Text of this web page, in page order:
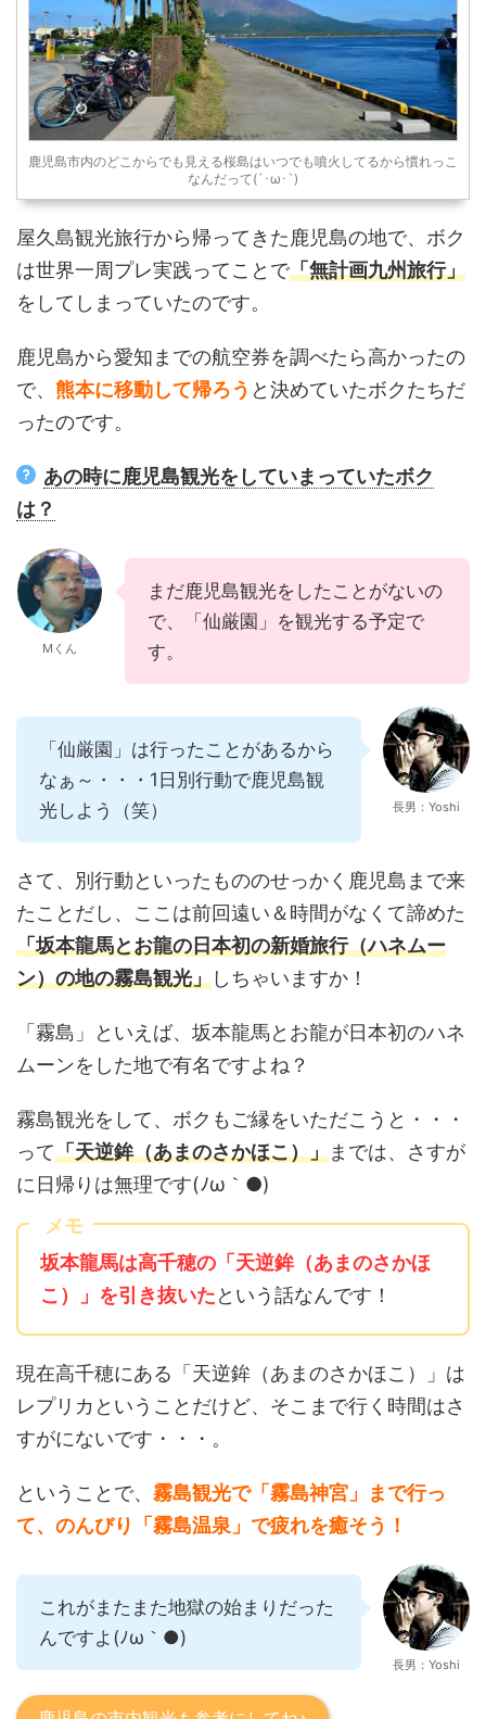
鹿児島市内のどこからでも見える桜島はいつでも噴火してるから慣れっこ
なんだって(´･ω･`)
屋久島観光旅行から帰ってきた鹿児島の地で、ボク
は世界一周プレ実践ってことで「無計画九州旅行」
をしてしまっていたのです。
鹿児島から愛知までの航空券を調べたら高かったの
で、 熊本に移動して帰ろう と決めていたボクたちだ
ったのです。
あの時に鹿児島観光をしていまっていたボク
は？
Mくん
まだ鹿児島観光をしたことがないの
で、「仙厳園」を観光する予定で
す。
「仙厳園」は行ったことがあるから
なぁ～・・・1日別行動で鹿児島観
光しよう（笑）
長男：Yoshi
さて、別行動といったもののせっかく鹿児島まで来
たことだし、ここは前回遠い＆時間がなくて諦めた
「坂本龍馬とお龍の日本初の新婚旅行（ハネムー
ン）の地の霧島観光」しちゃいますか！
「霧島」といえば、坂本龍馬とお龍が日本初のハネ
ムーンをした地で有名ですよね？
霧島観光をして、ボクもご縁をいただこうと・・・
って「天逆鉾（あまのさかほこ）」までは、さすが
に日帰りは無理です(ﾉω｀●)
メモ
坂本龍馬は高千穂の「天逆鉾（あまのさかほ
こ）」を引き抜いたという話なんです！
現在高千穂にある「天逆鉾（あまのさかほこ）」は
レプリカということだけど、そこまで行く時間はさ
すがにないです・・・。
ということで、 霧島観光で「霧島神宮」まで行っ
て、のんびり「霧島温泉」で疲れを癒そう！
これがまたまた地獄の始まりだった
んですよ(ﾉω｀●)
長男：Yoshi